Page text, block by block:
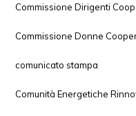
Commissione Dirigenti
Commissione Donne
comunicato stampa
Comunità Energetiche